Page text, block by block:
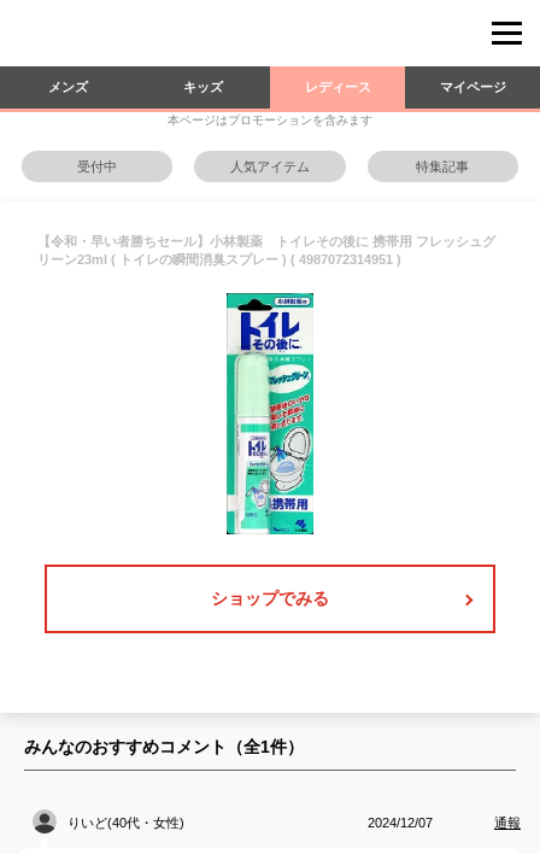
メンズ キッズ レディース マイページ
本ページはプロモーションを含みます
受付中 人気アイテム 特集記事
【令和・早い者勝ちセール】小林製薬 トイレその後に 携帯用 フレッシュグ
リーン23ml ( トイレの瞬間消臭スプレー ) ( 4987072314951 )
ショップでみる
みんなのおすすめコメント（全1件）
りいど(40代・女性) 2024/12/07 通報